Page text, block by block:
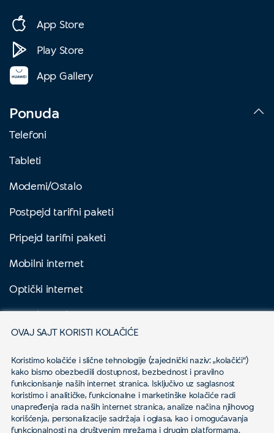
OVAJ SAJT KORISTI KOLAČIĆE
Koristimo kolačiće i slične tehnologije (zajednički naziv: „kolačići“)
kako bismo obezbedili dostupnost, bezbednost i pravilno
funkcionisanje naših internet stranica. Isključivo uz saglasnost
koristimo i analitičke, funkcionalne i marketinške kolačiće radi
unapređenja rada naših internet stranica, analize načina njihovog
korišćenja, personalizacije sadržaja i oglasa, kao i omogućavanja
funkcionalnosti na društvenim mrežama i drugim platformama.
App Store
Play Store
App Gallery
Ponuda
Telefoni
Tableti
Modemi/Ostalo
Postpejd tarifni paketi
Pripejd tarifni paketi
Mobilni internet
Optički internet
Digitalna Televizija
Yettel Sve
Biznis korisnici
Aktuelno